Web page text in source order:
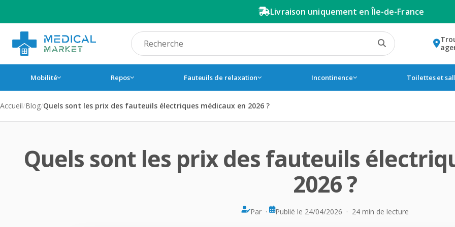
Livraison uniquement en Île-de-France
Recherche produit
Mobilité Repos Fauteuils de relaxation Incontinence Toilettes et
Accueil/Blog/Quels sont les prix des fauteuils électriques médicaux en 2026 ?
Quels sont les prix des fauteuils
2026 ?
Par · Publié le 24/04/2026 · 24 min de lecture